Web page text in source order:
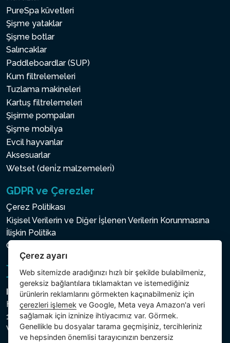
PureSpa küvetleri
Şişme yataklar
Şişme botlar
Salıncaklar
Paddleboardlar (SUP)
Kum filtrelemeleri
Tuzlama makineleri
Kartuş filtrelemeleri
Şişirme pompaları
Şişme mobilya
Evcil hayvanlar
Aksesuarlar
Wetset (deni̇z malzemeleri̇)
GDPR ve Çerezler
Çerez Politikası
Kişisel Verilerin ve Diğer İşlenen Verilerin Korunmasına
İlişkin Politika
Çerez ayarı
Intex Trading, s.r.o.
Hradecká 2526/3
130 00 Praha 3
Vinohrady - Česká republika
Çerez ayarı
Web sitemizde aradığınızı hızlı bir şekilde bulabilmeniz,
gereksiz bağlantılara tıklamaktan ve istemediğiniz
ürünlerin reklamlarını görmekten kaçınabilmeniz için
çerezleri işlemek ve Google, Meta veya Amazon'a veri
sağlamak için izninize ihtiyacımız var. Görmek.
Genellikle bu dosyalar tarama geçmişiniz, tercihleriniz
ve hepsinden önemlisi tarayıcınızın benzersiz